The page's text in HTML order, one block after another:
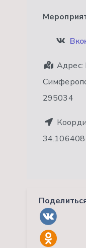
Адрес:
295034
34.106408